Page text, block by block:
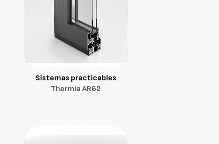
Sistemas practicables
Thermia AR62